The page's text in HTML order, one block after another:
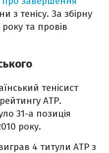
з тенісу. За збірну
та провів
тенісист
ATP.
31-а позиція
року.
4 титули ATP з